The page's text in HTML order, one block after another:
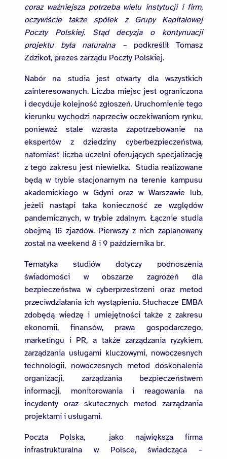
coraz ważniejsza potrzeba wielu instytucji i firm,
oczywiście także spółek z Grupy Kapitałowej
Poczty Polskiej. Stąd decyzja o kontynuacji
projektu była naturalna
–podkreślił Tomasz
Zdzikot, prezes zarządu Poczty Polskiej.
Nabór na studia jest otwarty dla wszystkich
zainteresowanych. Liczba miejsc jest ograniczona
i decyduje kolejność zgłoszeń. Uruchomienie tego
kierunku wychodzi naprzeciw oczekiwaniom rynku,
ponieważ stale wzrasta zapotrzebowanie na
ekspertów z dziedziny cyberbezpieczeństwa,
natomiast liczba uczelni oferujących specjalizację
z tego zakresu jest niewielka. Studia realizowane
będą w trybie stacjonarnym na terenie kampusu
akademickiego w Gdyni oraz w Warszawie lub,
jeżeli nastąpi taka konieczność ze względów
pandemicznych, w trybie zdalnym. Łącznie studia
obejmą 16 zjazdów. Pierwszy z nich zaplanowany
został na weekend 8 i 9 października br.
Tematyka studiów dotyczy podnoszenia
świadomości w obszarze zagrożeń dla
bezpieczeństwa w cyberprzestrzeni oraz metod
przeciwdziałania ich wystąpieniu. Słuchacze EMBA
zdobędą wiedzę i umiejętności także z zakresu
ekonomii, finansów, prawa gospodarczego,
marketingu i PR, a także zarządzania ryzykiem,
zarządzania usługami kluczowymi, nowoczesnych
technologii, nowoczesnych metod doskonalenia
organizacji, zarządzania bezpieczeństwem
informacji, monitorowania i reagowania na
incydenty oraz skutecznych metod zarządzania
projektami i usługami.
Poczta Polska, jako największa firma
infrastrukturalna w Polsce, świadcząca –